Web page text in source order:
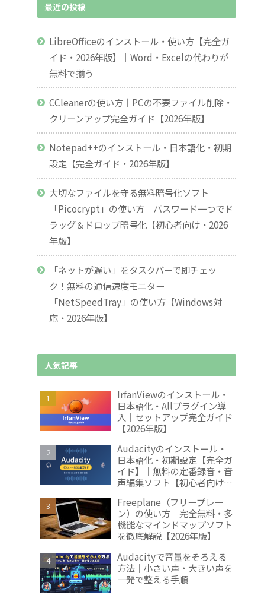
最近の投稿
LibreOfficeのインストール・使い方【完全ガ
イド・2026年版】｜Word・Excelの代わりが
無料で揃う
CCleanerの使い方｜PCの不要ファイル削除・
クリーンアップ完全ガイド【2026年版】
Notepad++のインストール・日本語化・初期
設定【完全ガイド・2026年版】
大切なファイルを守る無料暗号化ソフト
「Picocrypt」の使い方｜パスワード一つでド
ラッグ＆ドロップ暗号化【初心者向け・2026
年版】
「ネットが遅い」をタスクバーで即チェッ
ク！無料の通信速度モニター
「NetSpeedTray」の使い方【Windows対
応・2026年版】
人気記事
IrfanViewのインストール・
日本語化・Allプラグイン導
入｜セットアップ完全ガイド
【2026年版】
Audacityのインストール・
日本語化・初期設定【完全ガ
イド】｜無料の定番録音・音
声編集ソフト【初心者向け・
Freeplane（フリープレー
ン）の使い方｜完全無料・多
機能なマインドマップソフト
を徹底解説【2026年版】
Audacityで音量をそろえる
方法｜小さい声・大きい声を
一発で整える手順